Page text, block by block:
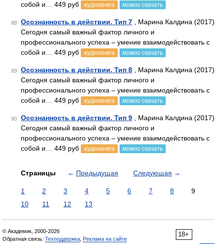
собой и… 449 руб
аудиокнига можно скачать
88 Осознанность в действии. Тип 7 , Марина Калдина (2017)
Сегодня самый важный фактор личного и
профессионального успеха – умение взаимодействовать с
собой и… 449 руб
аудиокнига можно скачать
89 Осознанность в действии. Тип 8 , Марина Калдина (2017)
Сегодня самый важный фактор личного и
профессионального успеха – умение взаимодействовать с
собой и… 449 руб
аудиокнига можно скачать
90 Осознанность в действии. Тип 9 , Марина Калдина (2017)
Сегодня самый важный фактор личного и
профессионального успеха – умение взаимодействовать с
собой и… 449 руб
аудиокнига можно скачать
Страницы ← Предыдущая Следующая →
1 2 3 4 5 6 7 8
9
10
11 12 13
18+
© Академик, 2000-2026
Обратная связь: Техподдержка Реклама на сайте